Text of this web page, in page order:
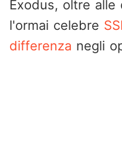
Exodus, oltre
l'ormai celebre
differenza negli